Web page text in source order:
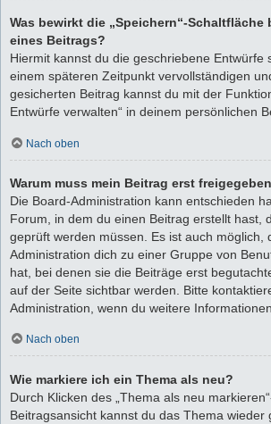
Was bewirkt die „Speichern“-Schaltfläche
eines Beitrags?
Hiermit kannst du die geschriebene Entwürfe
einem späteren Zeitpunkt vervollständigen
gesicherten Beitrag kannst du mit der
Entwürfe verwalten“ in deinem persönlichen
Nach oben
Warum muss mein Beitrag erst
Die Board-Administration kann entschieden
Forum, in dem du einen Beitrag erstellt hast,
geprüft werden müssen. Es ist auch möglich,
Administration dich zu einer Gruppe von
hat, bei denen sie die Beiträge erst
auf der Seite sichtbar werden. Bitte
Administration, wenn du weitere
Nach oben
Wie markiere ich ein Thema als neu?
Durch Klicken des „Thema als neu
Beitragsansicht kannst du das Thema wieder